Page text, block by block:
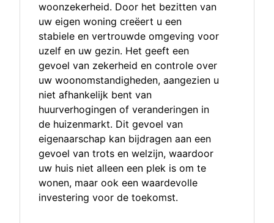
woonzekerheid. Door het bezitten van
uw eigen woning creëert u een
stabiele en vertrouwde omgeving voor
uzelf en uw gezin. Het geeft een
gevoel van zekerheid en controle over
uw woonomstandigheden, aangezien u
niet afhankelijk bent van
huurverhogingen of veranderingen in
de huizenmarkt. Dit gevoel van
eigenaarschap kan bijdragen aan een
gevoel van trots en welzijn, waardoor
uw huis niet alleen een plek is om te
wonen, maar ook een waardevolle
investering voor de toekomst.